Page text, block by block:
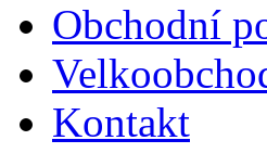
Obchodní
Kontakt